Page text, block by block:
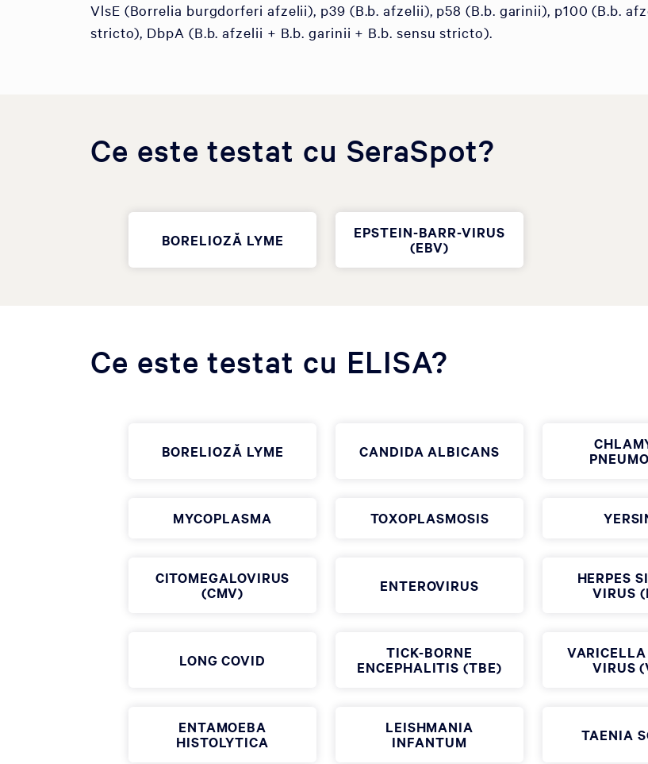
VlsE (Borrelia burgdorferi afzelii), p39 (B.b. afzelii), p58 (B.b. garinii), p100 (B.b.
stricto), DbpA (B.b. afzelii + B.b. garinii + B.b. sensu stricto).
Ce este testat cu SeraSpot?
BORELIOZĂ LYME EPSTEIN-BARR-VIRUS
(EBV)
Ce este testat cu ELISA?
BORELIOZĂ LYME CANDIDA ALBICANS
MYCOPLASMA TOXOPLASMOSIS
CITOMEGALOVIRUS
(CMV) ENTEROVIRUS HERPES
VIRUS
LONG COVID TICK-BORNE
ENCEPHALITIS (TBE) VIRUS
ENTAMOEBA
HISTOLYTICA
LEISHMANIA
INFANTUM TAENIA